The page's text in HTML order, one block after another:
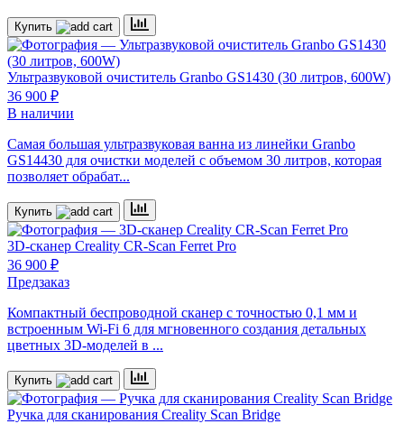
Купить
Ультразвуковой очиститель Granbo GS1430 (30 литров, 600W)
36 900 ₽
В наличии
Самая большая ультразвуковая ванна из линейки Granbo
GS14430 для очистки моделей с объемом 30 литров, которая
позволяет обрабат...
Купить
3D-сканер Creality CR-Scan Ferret Pro
36 900 ₽
Предзаказ
Компактный беспроводной сканер с точностью 0,1 мм и
встроенным Wi-Fi 6 для мгновенного создания детальных
цветных 3D-моделей в ...
Купить
Ручка для сканирования Creality Scan Bridge